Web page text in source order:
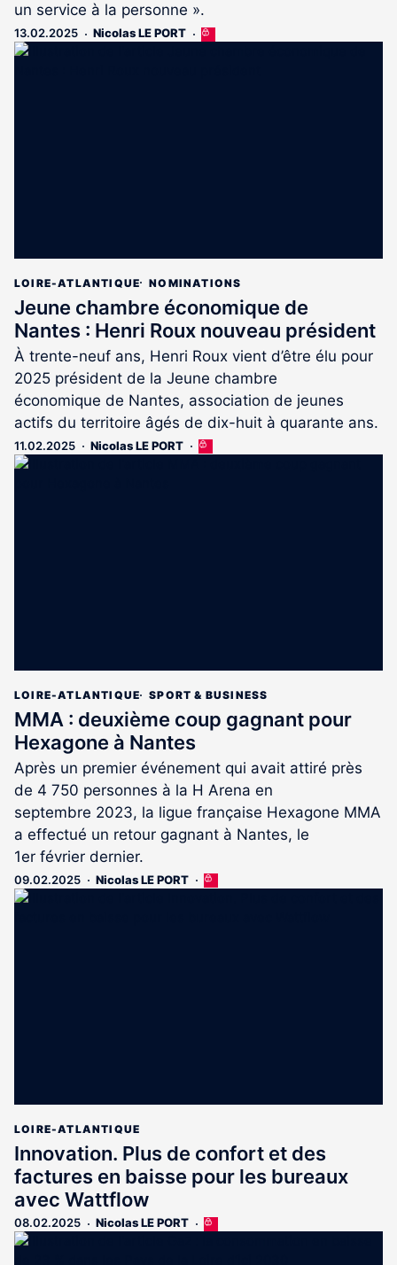
un service à la personne ».
13.02.2025 Nicolas LE PORT
Cet
LOIRE-ATLANTIQUE NOMINATIONS
Jeune chambre économique de
Nantes : Henri Roux nouveau président
À trente-neuf ans, Henri Roux vient d’être élu pour
2025 président de la Jeune chambre
économique de Nantes, association de jeunes
actifs du territoire âgés de dix-huit à quarante ans.
11.02.2025 Nicolas LE PORT
Cet
LOIRE-ATLANTIQUE SPORT & BUSINESS
MMA : deuxième coup gagnant pour
Hexagone à Nantes
Après un premier événement qui avait attiré près
de 4 750 personnes à la H Arena en
septembre 2023, la ligue française Hexagone MMA
a effectué un retour gagnant à Nantes, le
1er février dernier.
09.02.2025 Nicolas LE PORT
Cet
LOIRE-ATLANTIQUE
Innovation. Plus de confort et des
factures en baisse pour les bureaux
avec Wattflow
08.02.2025 Nicolas LE PORT
Cet